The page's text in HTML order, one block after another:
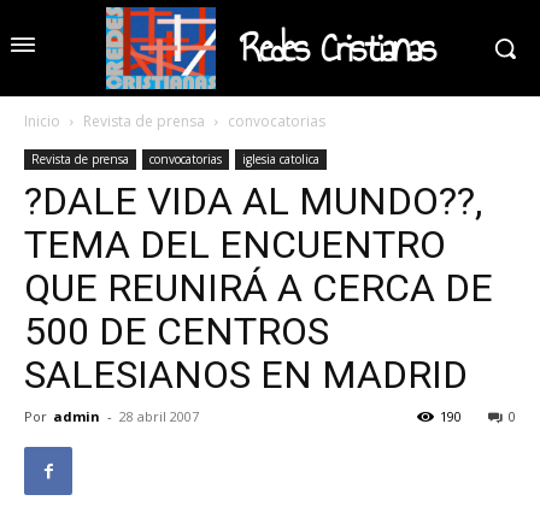
Redes Cristianas
Inicio Revista de prensa convocatorias
Revista de prensa convocatorias iglesia catolica
?DALE VIDA AL MUNDO??,
TEMA DEL ENCUENTRO
QUE REUNIRÁ A CERCA DE
500 DE CENTROS
SALESIANOS EN MADRID
Por admin - 28 abril 2007 0
190